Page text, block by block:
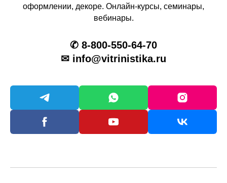
оформлении, декоре. Онлайн-курсы, семинары,
вебинары.
✆ 8-800-550-64-70
✉ info@vitrinistika.ru